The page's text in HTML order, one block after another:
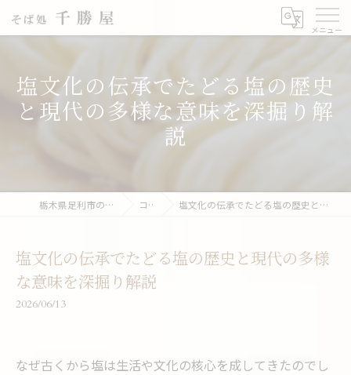
塩文化の伝承でたどる塩の歴史
と現代の多様な意味を深掘り解
説
栃木県足利市の蕎麦なら千勝屋 コラム 塩文化の伝承でたどる塩の歴史と現代の多様な意味を深掘り解説
塩文化の伝承でたどる塩の歴史と現代の多様
な意味を深掘り解説
2026/06/13
なぜ古くから塩は生活や文化の核心を成してきたのでし